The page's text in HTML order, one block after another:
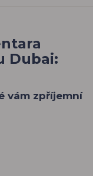
Dubai:
vám zpříjemní